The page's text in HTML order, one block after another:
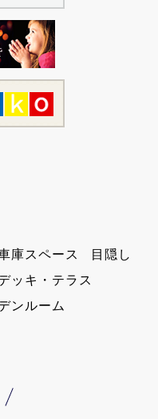
庫スペース
目隠し
ッキ・テラス
ンルーム